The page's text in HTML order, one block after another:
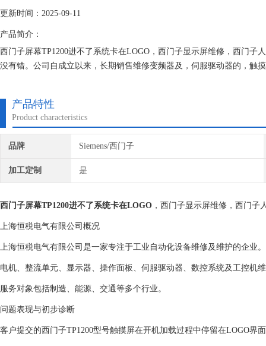
更新时间：2025-09-11
产品简介：
西门子屏幕TP1200进不了系统卡在LOGO，西门子显示屏维修，西门
没有错。公司自成立以来，长期销售维修变频器及，伺服驱动器的，触
产品特性
Product characteristics
品牌 Siemens/西门子
加工定制 是
西门子屏幕TP1200进不了系统卡在LOGO ，西门子显示屏维修，西门子
上海恒税电气有限公司概况
上海恒税电气有限公司是一家专注于工业自动化设备维修及维护的企业
电机、整流单元、显示器、操作面板、伺服驱动器、数控系统及工控机
服务对象包括制造、能源、交通等多个行业。
问题表现与初步诊断
客户提交的西门子TP1200型号触摸屏在开机加载过程中停留在LOGO